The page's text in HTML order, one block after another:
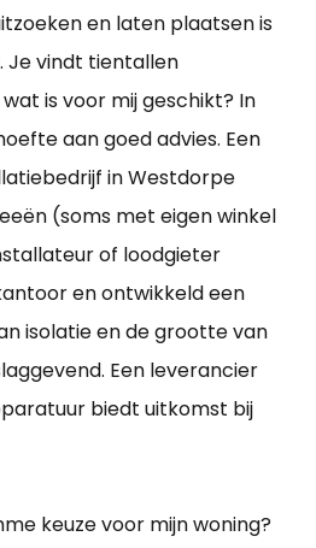
en laten plaatsen is
Je vindt tientallen
is voor mij geschikt? In
aan goed advies. Een
in Westdorpe
(soms met eigen winkel
of loodgieter
en ontwikkeld een
isolatie en de grootte van
Een leverancier
biedt uitkomst bij
keuze voor mijn woning?